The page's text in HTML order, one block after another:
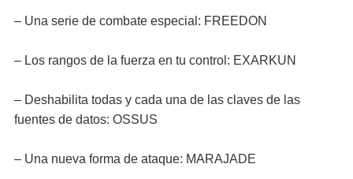
– Una serie de combate especial: FREEDON
– Los rangos de la fuerza en tu control: EXARKUN
– Deshabilita todas y cada una de las claves de las
fuentes de datos: OSSUS
– Una nueva forma de ataque: MARAJADE